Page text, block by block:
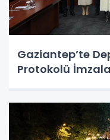
Gaziantep’te
Protokolü